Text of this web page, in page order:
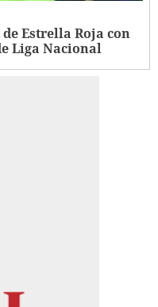
Estrella Roja con
Liga Nacional